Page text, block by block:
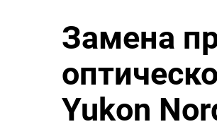
Замена
Yukon